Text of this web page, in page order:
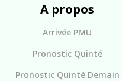
A propos
Arrivée PMU
Pronostic Quinté
Pronostic Quinté Demain